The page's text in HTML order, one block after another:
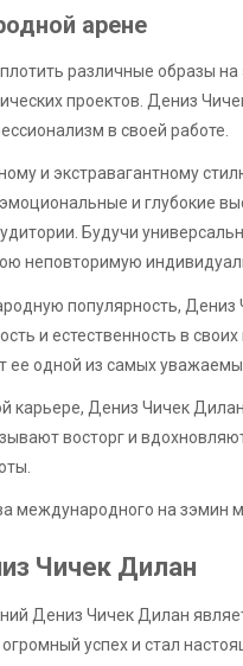
арене
различные образы
проектов. Дениз
в своей работе.
и экстравагантному
эмоциональные и глубокие
Будучи
неповторимую
популярность, Дениз
и естественность в
одной из самых
карьере, Дениз Чичек
восторг и
международного на зэмин
Чичек Дилан
Дениз Чичек Дилан
успех и стал